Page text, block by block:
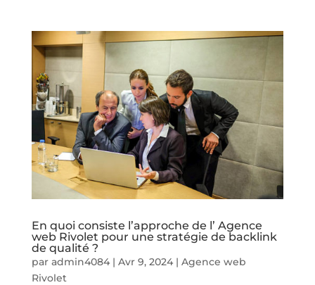
En quoi consiste l’approche de l’ Agence
web Rivolet pour une stratégie de backlink
de qualité ?
par admin4084| Avr 9, 2024| Agence web
Rivolet